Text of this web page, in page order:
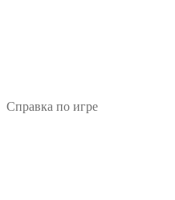
Справка по игре